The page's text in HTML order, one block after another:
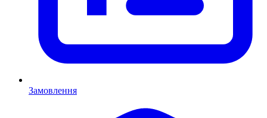
Замовлення